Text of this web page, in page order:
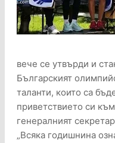
вече се утвърди и
Българският
таланти, които са
приветствието си
генералният
„Всяка годишнина